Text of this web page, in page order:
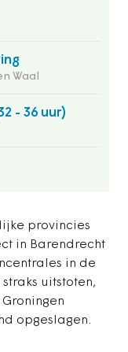
Waal
- 36 uur)
provincies
in Barendrecht
in de
uitstoten,
opgeslagen.